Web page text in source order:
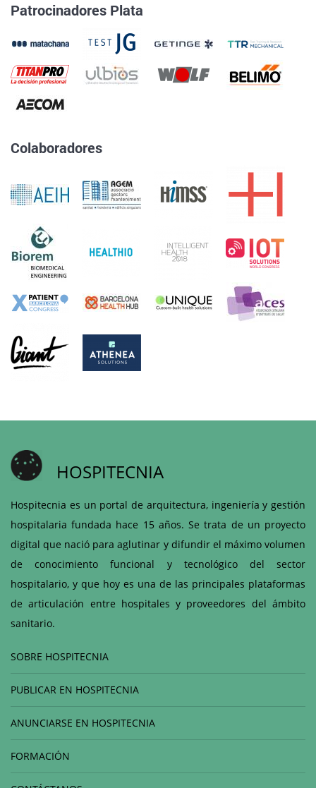
Patrocinadores Plata
Colaboradores
HOSPITECNIA
Hospitecnia es un portal de arquitectura, ingeniería y gestión
hospitalaria fundada hace 15 años. Se trata de un proyecto
digital que nació para aglutinar y difundir el máximo volumen
de conocimiento funcional y tecnológico del sector
hospitalario, y que hoy es una de las principales plataformas
de articulación entre hospitales y proveedores del ámbito
sanitario.
SOBRE HOSPITECNIA
PUBLICAR EN HOSPITECNIA
ANUNCIARSE EN HOSPITECNIA
FORMACIÓN